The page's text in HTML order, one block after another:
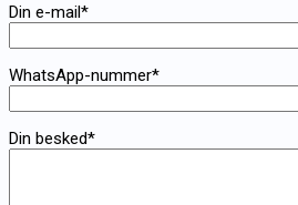
Din e-mail*
WhatsApp-nummer*
Din besked*